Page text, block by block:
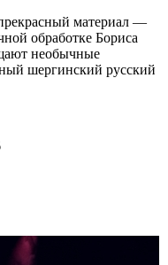
материал —
обработке Бориса
необычные
шергинский русский